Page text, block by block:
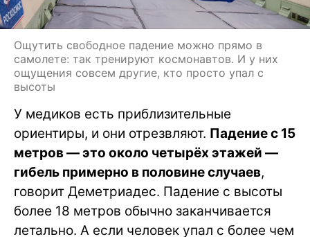
Ощутить свободное падение можно прямо в
самолете: так тренируют космонавтов. И у них
ощущения совсем другие, кто просто упал с
высоты
У медиков есть приблизительные
ориентиры, и они отрезвляют. Падение с 15
метров — это около четырёх этажей —
гибель примерно в половине случаев,
говорит Деметриадес. Падение с высоты
более 18 метров обычно заканчивается
летально. А если человек упал с более чем